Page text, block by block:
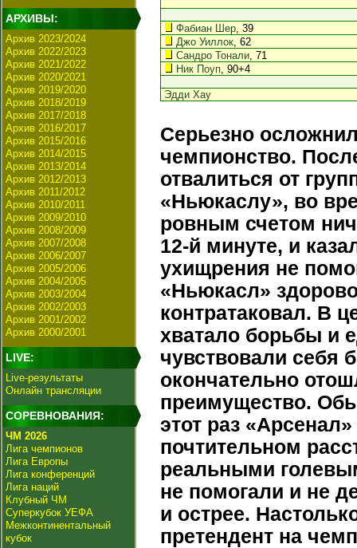
АРХИВЫ:
Архив 2023/2024
Архив 2022/2023
Архив 2021/2022
Архив 2020/2021
Архив 2019/2020
Архив 2018/2019
Архив 2017/2018
Архив 2016/2017
Архив 2015/2016
Архив 2014/2015
Архив 2013/2014
Архив 2012/2013
Архив 2011/2012
Архив 2010/2011
Архив 2009/2010
Архив 2008/2009
Архив 2007/2008
Архив 2006/2007
Архив 2005/2006
Архив 2004/2005
Архив 2003/2004
Архив 2002/2003
Архив 2001/2002
Архив 2000/2001
LIVE:
Live-результаты
Онлайн трансляции
СОРЕВНОВАНИЯ:
ЧМ 2026
Лига чемпионов
Лига Европы
Лига конференций
Лига наций
Клубный ЧМ
Суперкубок УЕФА
Межконтинентальный
кубок
Фабиан Шер, 39
Джо Уиллок, 62
Сандро Тонали, 71
Ник Поуп, 90+4
Эдди Хау
Серьезно
чемпионство.
отвалиться от
«Ньюкаслу», во
ровным счетом
12-й минуте, и
ухищрения не
«Ньюкасл»
контратаковал. В
хватало борьбы и
чувствовали себя
окончательно
преимущество.
этот раз
почтительном
реальными
не помогали и не
и острее.
претендент на